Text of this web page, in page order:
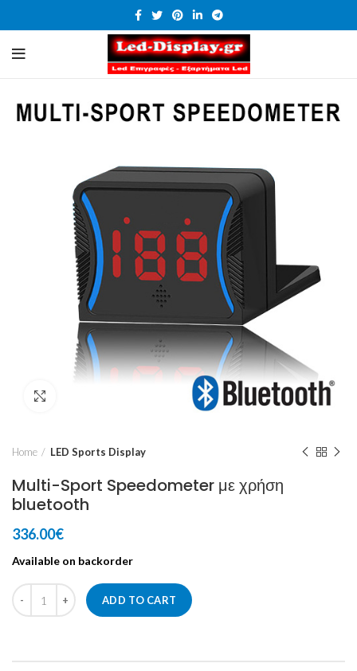
Home LED Sports Display
Multi-Sport Speedometer με χρήση
bluetooth
336.00€
Available on backorder
ADD TO CART